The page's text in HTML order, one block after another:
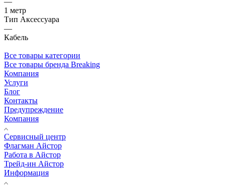
1 метр
Тип Аксессуара
—
Кабель
Все товары категории
Все товары бренда Breaking
Компания
Услуги
Блог
Контакты
Предупреждение
Компания
Сервисный центр
Флагман Айстор
Работа в Айстор
Трейд-ин Айстор
Информация